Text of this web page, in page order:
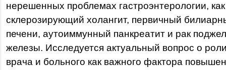
нерешенных проблемах гастроэнтерологии,
склерозирующий холангит, первичный
печени, аутоиммунный панкреатит и рак
железы. Исследуется актуальный вопрос о
врача и больного как важного фактора